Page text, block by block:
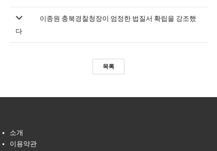
이종원 충북경찰청장이 엄정한 법질서 확립을 강조했
다
목록
소개
이용약관